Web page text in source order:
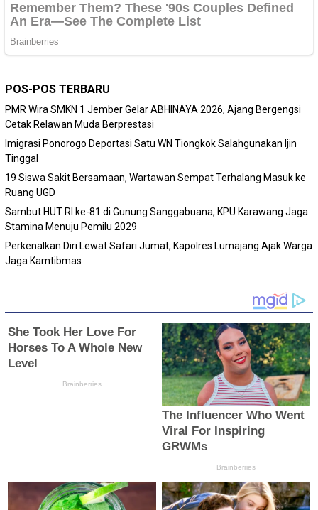
POS-POS TERBARU
PMR Wira SMKN 1 Jember Gelar ABHINAYA 2026, Ajang Bergengsi
Cetak Relawan Muda Berprestasi
Imigrasi Ponorogo Deportasi Satu WN Tiongkok Salahgunakan Ijin
Tinggal
19 Siswa Sakit Bersamaan, Wartawan Sempat Terhalang Masuk ke
Ruang UGD
Sambut HUT RI ke-81 di Gunung Sanggabuana, KPU Karawang Jaga
Stamina Menuju Pemilu 2029
Perkenalkan Diri Lewat Safari Jumat, Kapolres Lumajang Ajak Warga
Jaga Kamtibmas